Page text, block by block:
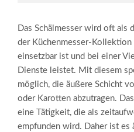
Das Schälmesser wird oft als
der Küchenmesser-Kollektion
einsetzbar ist und bei einer
Dienste leistet. Mit diesem
möglich, die äußere Schicht
oder Karotten abzutragen.
eine Tätigkeit, die als
empfunden wird. Daher ist es